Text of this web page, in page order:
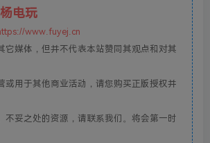
电玩
www.fuyej.cn
媒体，但并不代表本站赞同其观点和对其
用于其他商业活动，请您购买正版授权并
妥之处的资源，请联系我们。将会第一时